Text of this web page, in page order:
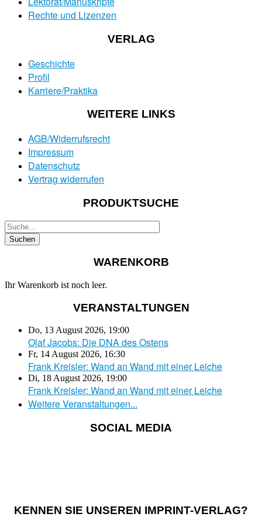
Rechte und Lizenzen
VERLAG
Geschichte
Profil
Karriere/Praktika
WEITERE LINKS
AGB/Widerrufsrecht
Impressum
Datenschutz
Vertrag widerrufen
PRODUKTSUCHE
WARENKORB
Ihr Warenkorb ist noch leer.
VERANSTALTUNGEN
Do, 13 August 2026, 19:00
Olaf Jacobs: Die DNA des Ostens
Fr, 14 August 2026, 16:30
Frank Kreisler: Wand an Wand mit einer Leiche
Di, 18 August 2026, 19:00
Frank Kreisler: Wand an Wand mit einer Leiche
Weitere Veranstaltungen...
SOCIAL MEDIA
KENNEN SIE UNSEREN IMPRINT-VERLAG?